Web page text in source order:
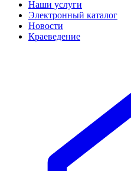
Наши услуги
Электронный каталог
Новости
Краеведение